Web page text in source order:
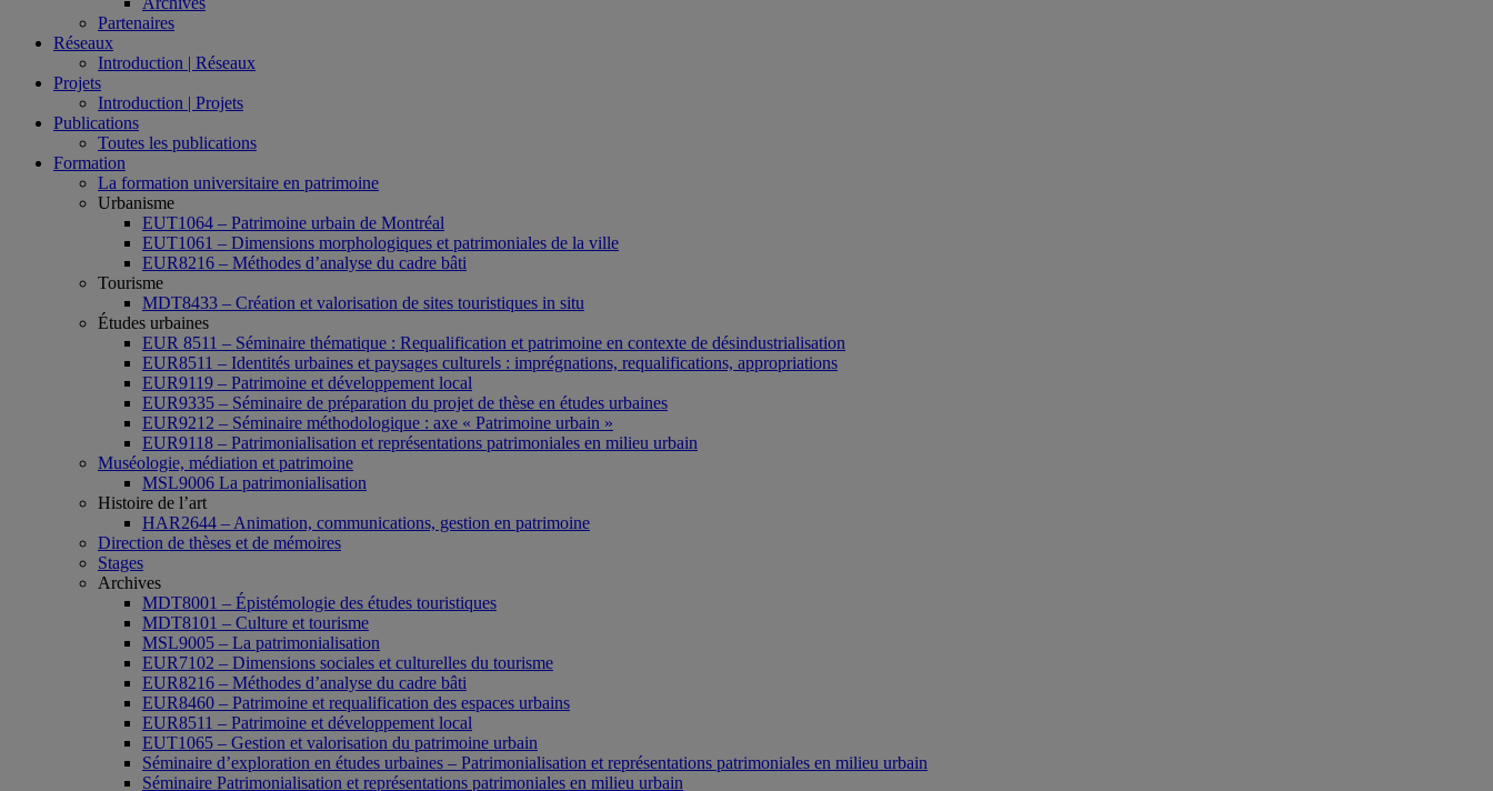
Partenaires
Réseaux
Introduction | Réseaux
Projets
Introduction | Projets
Publications
Toutes les publications
Formation
La formation universitaire en patrimoine
Urbanisme
EUT1064 – Patrimoine urbain de Montréal
EUT1061 – Dimensions morphologiques et patrimoniales de la ville
EUR8216 – Méthodes d’analyse du cadre bâti
Tourisme
MDT8433 – Création et valorisation de sites touristiques in situ
Études urbaines
EUR 8511 – Séminaire thématique : Requalification et patrimoine en contexte de désindustrialisation
EUR8511 – Identités urbaines et paysages culturels : imprégnations, requalifications, appropriations
EUR9119 – Patrimoine et développement local
EUR9335 – Séminaire de préparation du projet de thèse en études urbaines
EUR9212 – Séminaire méthodologique : axe « Patrimoine urbain »
EUR9118 – Patrimonialisation et représentations patrimoniales en milieu urbain
Muséologie, médiation et patrimoine
MSL9006 La patrimonialisation
Histoire de l’art
HAR2644 – Animation, communications, gestion en patrimoine
Direction de thèses et de mémoires
Stages
Archives
MDT8001 – Épistémologie des études touristiques
MDT8101 – Culture et tourisme
MSL9005 – La patrimonialisation
EUR7102 – Dimensions sociales et culturelles du tourisme
EUR8216 – Méthodes d’analyse du cadre bâti
EUR8460 – Patrimoine et requalification des espaces urbains
EUR8511 – Patrimoine et développement local
EUT1065 – Gestion et valorisation du patrimoine urbain
Séminaire d’exploration en études urbaines – Patrimonialisation et représentations patrimoniales en milieu urbain
Séminaire Patrimonialisation et représentations patrimoniales en milieu urbain